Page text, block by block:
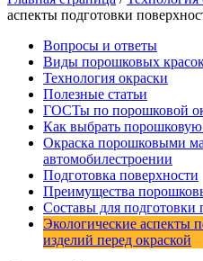
аспекты подготовки
Вопросы и ответы
Виды порошковых
Технология окраски
Полезные статьи
ГОСТы по порошковой
Как выбрать порошковую
Окраска порошковыми
автомобилестроении
Подготовка поверхности
Преимущества
Составы для подготовки
Экологические аспекты
изделий перед окраской